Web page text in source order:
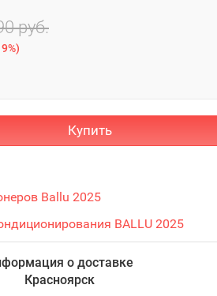
руб.
)
Купить
Ballu 2025
BALLU 2025
о доставке
Красноярск